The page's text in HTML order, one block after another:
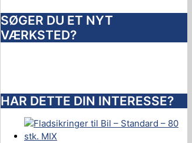
SØGER DU ET NYT
VÆRKSTED?
HAR DETTE DIN INTERESSE?